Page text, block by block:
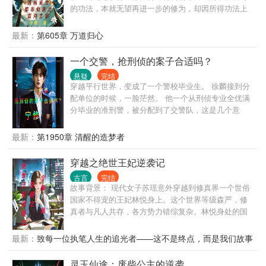
借坚定的信念和强大的实力找到解决办法。 结局： 叶
也永恒不变。他们用自己的力量守护着宇宙的和平与
安宁，成为了众人敬仰的传奇。
的功法，本就无望再进一步的修为，却因所得功法上
重修所得功法；结果却被自己门下得意弟子背叛设
计，引来仇敌伏杀。本以为即将身陨道消字际，意外
重生于蓝星21世纪的现代都市，同名同姓的一个外卖
员身上，他在都市修行三百载，结识各路英豪，带领
大家一路从蓝星修行，再到灵界，仙界，最后重返神
界；在神界经过艰难修行，终报大仇；心结打开，一
朝顿悟，踏入混沌之境。 这是一个修仙与现代都市交
融的世界。在修仙界，强者为尊，境界划分明确，从
界皆有天堑鸿沟。道祖境界，已是站在修仙界巅峰，
可窥探天地至理，掌控生死轮回。然而，女主却意外
发现更高境界的存在，从而引发一系列变故。蓝星 21
世纪的现代都市，科技发达，但在暗处，修仙者的踪
迹若隐若现，古老的修仙传承与现代文明碰撞出神秘
的火花。
最新： 第605章 万道归心
一个交警，抢刑侦的案子合适吗？
悬疑 完结
穿越平行世界，变成了一个警校毕业生。 徐麟接到分
配单位的时候，一脸茫然。 他一个从刑侦专业全优满
分毕业的准刑警，被分配到了交警队，这是几个意
刑侦的活儿的。 上班第一天，连抓7个惯偷，1个绑架
杀人犯。 第二天，抓捕一个B通。 第三天，挖出了隐
藏10年的惊天大案主犯。 第四天…… 交警大队队
长：“祖宗，咱是交警，你咋天天往刑侦那边送人？”
局长：“谁？谁让徐麟去交警队的，
给......................... 在繁华喧嚣的现代都市，高楼大
厦如钢铁森林般矗立，街道上车流如织，人们行色匆
匆。这座城市看似充满活力与希望，但在阳光无法直
击。而神秘的灵异事件则如幽灵般若有若无地飘荡，
为城市增添了一抹神秘而恐怖的色彩。 主角徐麟原本
最新： 第1950章 清醒的造梦者
穿越之绝世王妃逆袭记
古言 完结
故事背景： 现代女子苏瑶意外穿越到修真界一个世俗
国家不得宠的王妃林悦身上。这个世界等级森严，修
真者与凡人共存，各方势力错综复杂。林悦身处的国
在。在这个充满挑战与机遇的世界里，林悦凭借着穿
越后自带的超强系统，开启了一段惊心动魄的逆袭之
旅。 主要人物： 云瑶（苏瑶穿越后）：原本是现代的
最新： 致每一位执笔人生的追光者——这不是终点，而是我们故事
的序章